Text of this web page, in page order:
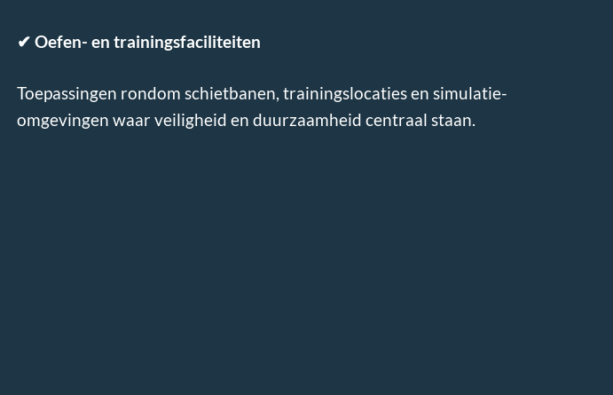
✔ Oefen- en trainingsfaciliteiten
Toepassingen rondom schietbanen, trainingslocaties en simulatie-
omgevingen waar veiligheid en duurzaamheid centraal staan.